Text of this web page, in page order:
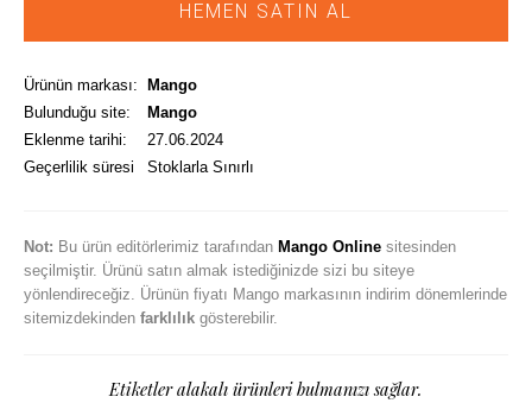
HEMEN SATIN AL
Ürünün markası:
Mango
Bulunduğu site:
Mango
Eklenme tarihi:
27.06.2024
Geçerlilik süresi
Stoklarla Sınırlı
Not: Bu ürün editörlerimiz tarafından Mango Onlinesitesinden
seçilmiştir. Ürünü satın almak istediğinizde sizi bu siteye
yönlendireceğiz. Ürünün fiyatı Mango markasının indirim dönemlerinde
sitemizdekinden farklılıkgösterebilir.
Etiketler alakalı ürünleri bulmanızı sağlar.